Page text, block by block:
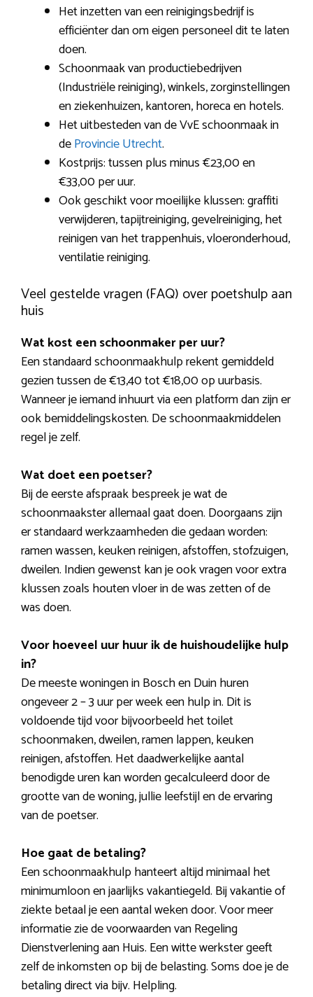
Het inzetten van een reinigingsbedrijf is
efficiënter dan om eigen personeel dit te laten
doen.
Schoonmaak van productiebedrijven
(Industriële reiniging), winkels, zorginstellingen
en ziekenhuizen, kantoren, horeca en hotels.
Het uitbesteden van de VvE schoonmaak in
deProvincie Utrecht.
Kostprijs: tussen plus minus €23,00 en
€33,00 per uur.
Ook geschikt voor moeilijke klussen: graffiti
verwijderen, tapijtreiniging, gevelreiniging, het
reinigen van het trappenhuis, vloeronderhoud,
ventilatie reiniging.
Veel gestelde vragen (FAQ) over poetshulp aan
huis
Wat kost een schoonmaker per uur?
Een standaard schoonmaakhulp rekent gemiddeld
gezien tussen de €13,40 tot €18,00 op uurbasis.
Wanneer je iemand inhuurt via een platform dan zijn er
ook bemiddelingskosten. De schoonmaakmiddelen
regel je zelf.
Wat doet een poetser?
Bij de eerste afspraak bespreek je wat de
schoonmaakster allemaal gaat doen. Doorgaans zijn
er standaard werkzaamheden die gedaan worden:
ramen wassen, keuken reinigen, afstoffen, stofzuigen,
dweilen. Indien gewenst kan je ook vragen voor extra
klussen zoals houten vloer in de was zetten of de
was doen.
Voor hoeveel uur huur ik de huishoudelijke hulp
in?
De meeste woningen in Bosch en Duin huren
ongeveer 2 – 3 uur per week een hulp in. Dit is
voldoende tijd voor bijvoorbeeld het toilet
schoonmaken, dweilen, ramen lappen, keuken
reinigen, afstoffen. Het daadwerkelijke aantal
benodigde uren kan worden gecalculeerd door de
grootte van de woning, jullie leefstijl en de ervaring
van de poetser.
Hoe gaat de betaling?
Een schoonmaakhulp hanteert altijd minimaal het
minimumloon en jaarlijks vakantiegeld. Bij vakantie of
ziekte betaal je een aantal weken door. Voor meer
informatie zie de voorwaarden van Regeling
Dienstverlening aan Huis. Een witte werkster geeft
zelf de inkomsten op bij de belasting. Soms doe je de
betaling direct via bijv. Helpling.